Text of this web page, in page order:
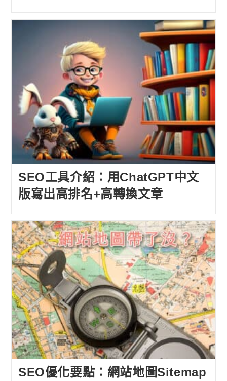
SEO工具介紹：用ChatGPT中文
版寫出高排名+高轉換文章
SEO優化要點：網站地圖Sitemap